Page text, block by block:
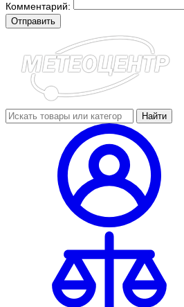
Комментарий:
Отправить
Найти